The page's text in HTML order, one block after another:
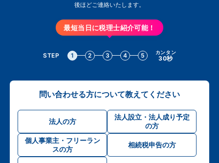
後ほどご連絡いたします。
最短当日に税理士紹介可能！
STEP 1 2 3 4 5 カンタン
30秒
問い合わせる方について教えてください
法人の方
法人設立・法人成り予定
の方
個人事業主・フリーラン
スの方
相続税申告の方